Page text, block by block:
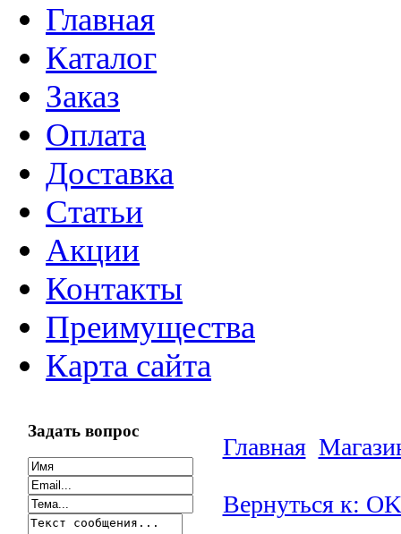
Главная
Каталог
Заказ
Оплата
Доставка
Статьи
Акции
Контакты
Преимущества
Карта сайта
Задать вопрос
Главная
Вернуться к: